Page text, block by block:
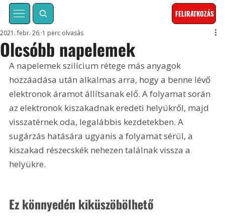
FELIRATKOZÁS
Olcsóbb napelemek
2021. febr. 26. 1 perc olvasás
A napelemek szilícium rétege más anyagok
hozzáadása után alkalmas arra, hogy a benne lévő
elektronok áramot állítsanak elő. A folyamat során
az elektronok kiszakadnak eredeti helyükről, majd
visszatérnek oda, legalábbis kezdetekben. A
sugárzás hatására ugyanis a folyamat sérül, a
kiszakad részecskék nehezen találnak vissza a
helyükre.
Ez könnyedén kiküszöbölhető